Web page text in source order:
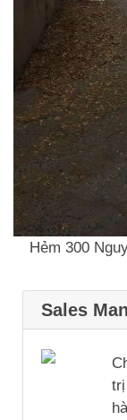
Hẻm 300
Sales